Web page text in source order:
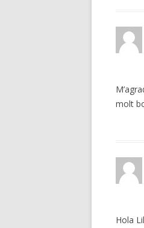
molt
Hola